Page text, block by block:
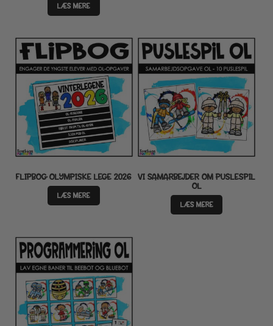
LÆS MERE
FLIPBOG OLYMPISKE LEGE 2026
LÆS MERE
VI SAMARBEJDER OM PUSLESPIL
OL
LÆS MERE